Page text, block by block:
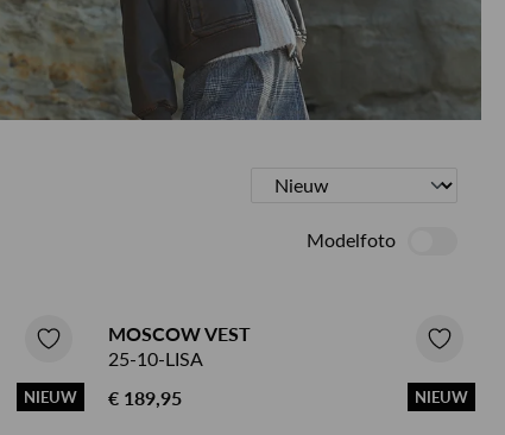
& DRINKEN >
NEW IN
SALE
Modelfoto
NIEUW
MOSCOW VEST
25-10-LISA
€ 189,95 NIEUW